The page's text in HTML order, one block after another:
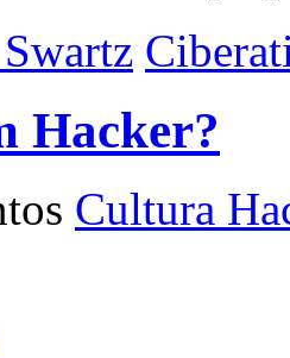
Hacker?
Cultura